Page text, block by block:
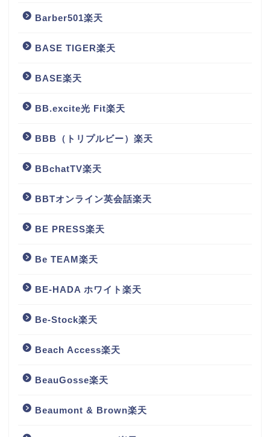
Barber501楽天
BASE TIGER楽天
BASE楽天
BB.excite光 Fit楽天
BBB（トリプルビー）楽天
BBchatTV楽天
BBTオンライン英会話楽天
BE PRESS楽天
Be TEAM楽天
BE-HADA ホワイト楽天
Be-Stock楽天
Beach Access楽天
BeauGosse楽天
Beaumont & Brown楽天